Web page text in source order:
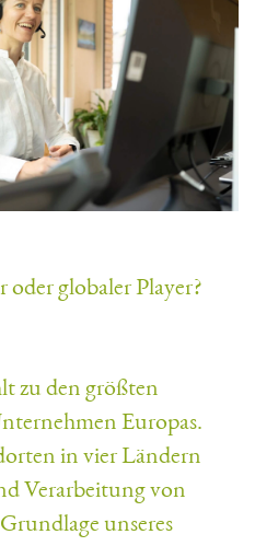
oder globaler Player?
zu den größten
Europas.
in vier Ländern
Verarbeitung von
unseres